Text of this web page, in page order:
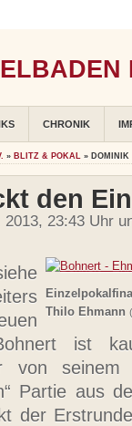
CHRONIK
» BLITZ & POKAL » DOMINIK
den
2013, 23:43 Uhr
Thilo Ehmann
ist
von seinem
Partie aus
der